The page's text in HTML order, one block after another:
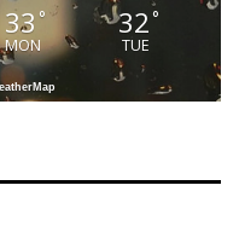
33 °
MON
32°
TUE